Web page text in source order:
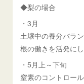
◆梨の場合
・3月
土壌中の養分バラン
根の働きを活発に
・5月上～下旬
窒素のコントロール